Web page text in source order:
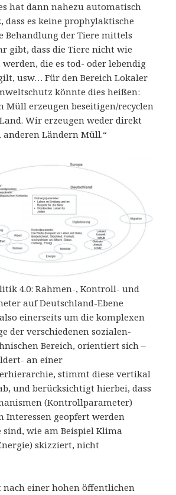
hat dann nahezu automatisch
dass es keine prophylaktische
Behandlung der Tiere mittels
gibt, dass die Tiere nicht wie
die es tod- oder lebendig
usw… Für den Bereich Lokaler
könnte dies heißen:
Müll erzeugen beseitigen/recyclen
Wir erzeugen weder direkt
Ländern Müll.“
4.0: Rahmen-, Kontroll- und
auf Deutschland-Ebene
einerseits um die komplexen
der verschiedenen sozialen-
Bereich, orientiert sich –
an einer
stimmt diese vertikal
und berücksichtigt hierbei, dass
(Kontrollparameter)
Interessen geopfert werden
sind, wie am Beispiel Klima
skizziert, nicht
nach einer hohen öffentlichen